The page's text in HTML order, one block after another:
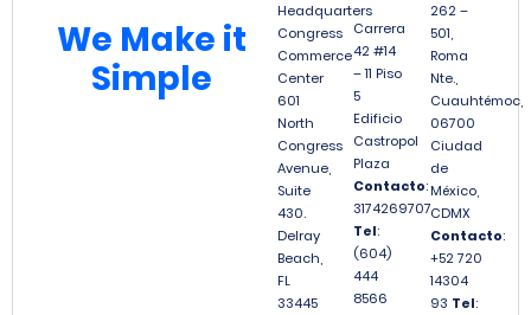
We Make it
Simple
Headquarters
Congress
Commerce
Center
601
North
Congress
Avenue,
Suite
430.
Delray
Beach,
FL
33445
Carrera
42 #14
– 11 Piso
5
Edificio
Castropol
Plaza
Contacto:
3174269707
Tel:
(604)
444
8566
262 –
501,
Roma
Nte.,
Cuauhtémoc,
06700
Ciudad
de
México,
CDMX
Contacto:
+52 720
14304
93 Tel: